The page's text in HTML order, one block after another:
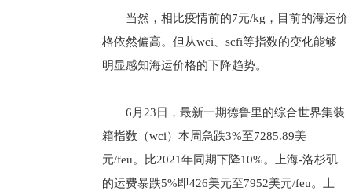
当然，相比疫情前的7元/kg，目前的海运价
格依然偏高。但从wci、scfi等指数的变化能够
明显感知海运价格的下降趋势。
6月23日，最新一期德鲁里的综合世界集装
箱指数（wci）本周急跌3%至7285.89美
元/feu。比2021年同期下降10%。上海-洛杉矶
的运费暴跌5%即426美元至7952美元/feu。上